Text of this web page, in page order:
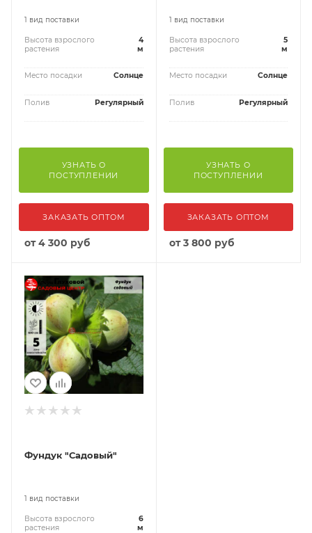
1 вид поставки
Высота взрослого
растения
4
м
Место посадки Солнце
Полив Регулярный
УЗНАТЬ О
ПОСТУПЛЕНИИ
ЗАКАЗАТЬ ОПТОМ
от4 300 руб
1 вид поставки
Высота взрослого
растения
5
м
Место посадки Солнце
Полив Регулярный
УЗНАТЬ О
ПОСТУПЛЕНИИ
ЗАКАЗАТЬ ОПТОМ
от3 800 руб
Фундук "Садовый"
1 вид поставки
Высота взрослого
растения
6
м